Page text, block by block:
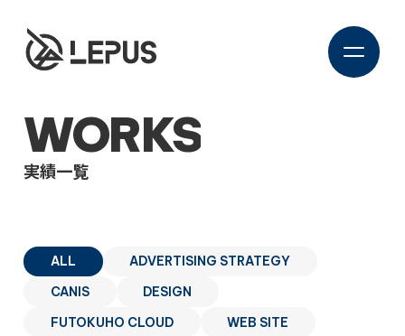
WORKS
実績一覧
ALL
ADVERTISING STRATEGY
CANIS
DESIGN
FUTOKUHO CLOUD
WEB SITE